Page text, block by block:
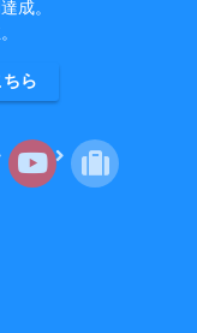
成。
ら